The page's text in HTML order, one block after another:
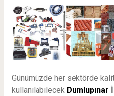
Günümüzde her sektörde
kullanılabilecek Dumlupınar